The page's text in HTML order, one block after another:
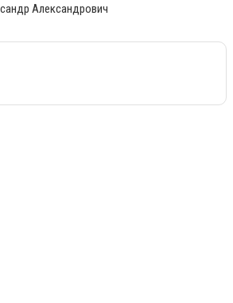
Александрович